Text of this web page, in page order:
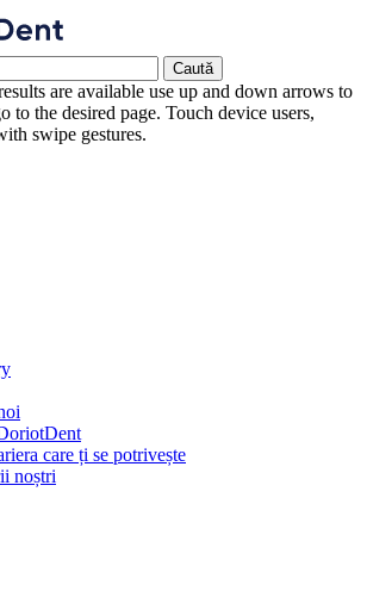
are available use up and down arrows to
to the desired page. Touch device users,
swipe gestures.
care ți se potrivește
noștri